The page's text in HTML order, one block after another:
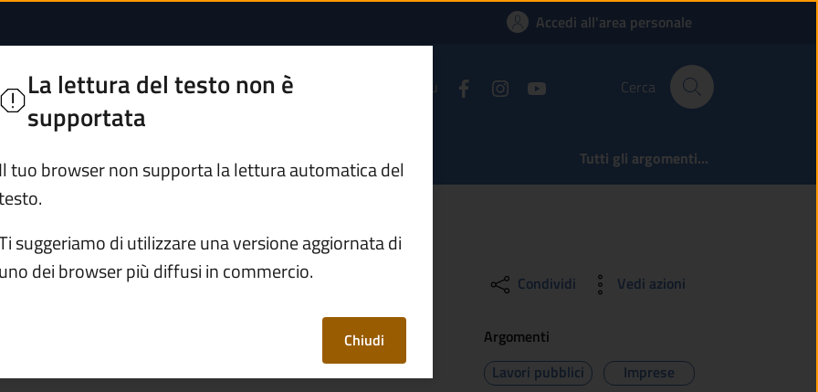
partecipare ad un appalto comunale |
Accedi all'area personale
Seguici su Cerca
Servizi Vivere Breno Tutti gli argomenti...
il Durc per partecipare ad un appalto comunale
partecipare ad Condividi Vedi azioni
La lettura del testo non è
supportata
Il tuo browser non supporta la lettura automatica del
suggeriamo di utilizzare una versione aggiornata di
uno dei browser più diffusi in commercio.
Chiudi
Argomenti
Lavori pubblici
Imprese